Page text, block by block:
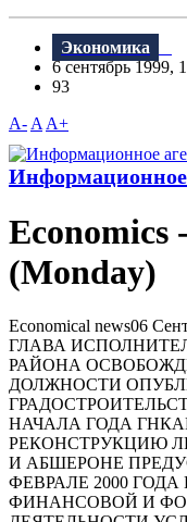
Экономика
6 сентябрь 1999,
93
A- A A+
Информационное
Economics
(Monday)
Economical news06
ГЛАВА
РАЙОНА
ДОЛЖНОСТИ
НАЧАЛА ГОДА
РЕКОНСТРУКЦИЮ
И АБШЕРОНЕ
ФЕВРАЛЕ 2000
ФИНАНСОВОЙ И